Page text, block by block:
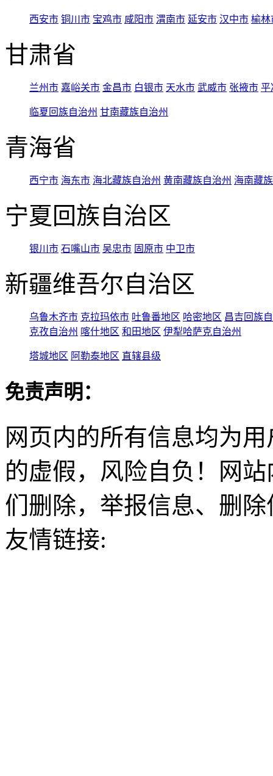
西安市 铜川市 宝鸡市 咸阳市 渭南市 延安市 汉中市 榆林
甘肃省
兰州市 嘉峪关市 金昌市 白银市 天水市 武威市 张掖市 平
临夏回族自治州 甘南藏族自治州
青海省
西宁市 海东市 海北藏族自治州 黄南藏族自治州 海南藏
宁夏回族自治区
银川市 石嘴山市 吴忠市 固原市 中卫市
新疆维吾尔自治区
乌鲁木齐市 克拉玛依市 吐鲁番地区 哈密地区 昌吉回族
克孜自治州 喀什地区 和田地区 伊犁哈萨克自治州
塔城地区 阿勒泰地区 直辖县级
免责声明：
网页内的所有信息均为
的虚假，风险自负！网
们删除，举报信息、删
友情链接: